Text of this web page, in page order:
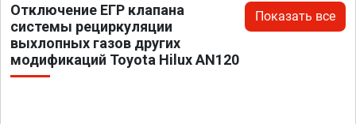
Отключение ЕГР клапана
системы рециркуляции
выхлопных газов других
модификаций Toyota Hilux AN120
Показать все